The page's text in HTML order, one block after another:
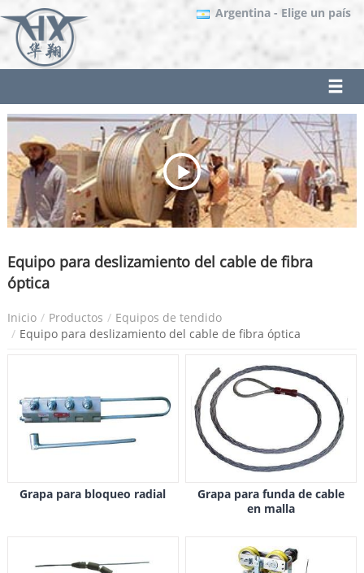
Argentina - Elige un país
Equipo para deslizamiento del cable de fibra
óptica
Inicio Productos
Equipos de tendido
Equipo para deslizamiento del cable de fibra óptica
Grapa para bloqueo radial
Grapa para funda de cable
en malla